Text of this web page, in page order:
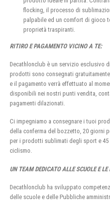
flocking, il processo di
palpabile ed un comfort di gioco
proprietà traspiranti.
RITIRO E PAGAMENTO VICINO A TE:
Decathlonclub è un servizio esclusivo
prodotti sono consegnati
e il pagamento verrà effettuato al
disponibili nei nostri punti vendita,
pagamenti dilazionati.
Ci impegniamo a consegnare i tuoi
della conferma del bozzetto, 20 giorni
per i prodotti sublimati degli sport e
ciclismo.
UN TEAM DEDICATO ALLE SCUOLE E LE
Decathlonclub ha sviluppato
delle scuole e delle Pubbliche